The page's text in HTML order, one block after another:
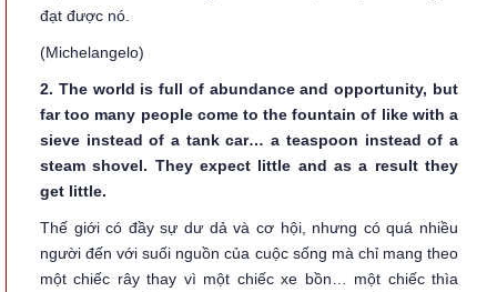
đạt được nó.
(Michelangelo)
2. The world is full of abundance and opportunity, but
far too many people come to the fountain of like with a
sieve instead of a tank car… a teaspoon instead of a
steam shovel. They expect little and as a result they
get little.
Thế giới có đầy sự dư dả và cơ hội, nhưng có quá nhiều
người đến với suối nguồn của cuộc sống mà chỉ mang theo
một chiếc rây thay vì một chiếc xe bồn… một chiếc thìa